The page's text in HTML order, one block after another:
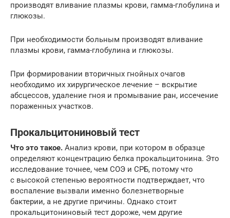
производят вливание плазмы крови, гамма-глобулина и
глюкозы.
При необходимости больным производят вливание
плазмы крови, гамма-глобулина и глюкозы.
При формировании вторичных гнойных очагов
необходимо их хирургическое лечение – вскрытие
абсцессов, удаление гноя и промывание ран, иссечение
пораженных участков.
Прокальцитониновый тест
Что это такое. Анализ крови, при котором в образце
определяют концентрацию белка прокальцитонина. Это
исследование точнее, чем СОЭ и СРБ, потому что
с высокой степенью вероятности подтверждает, что
воспаление вызвали именно болезнетворные
бактерии, а не другие причины. Однако стоит
прокальцитониновый тест дороже, чем другие